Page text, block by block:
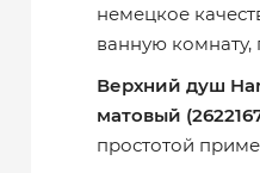
немецкое
ванную
Верхний душ
матовый
простотой